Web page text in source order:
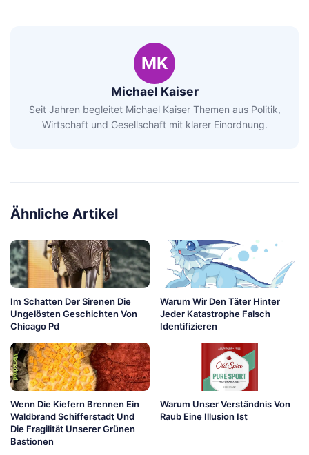
MK
Michael Kaiser
Seit Jahren begleitet Michael Kaiser Themen aus Politik,
Wirtschaft und Gesellschaft mit klarer Einordnung.
Ähnliche Artikel
Im Schatten Der Sirenen Die
Ungelösten Geschichten Von
Chicago Pd
Warum Wir Den Täter Hinter
Jeder Katastrophe Falsch
Identifizieren
Wenn Die Kiefern Brennen Ein
Waldbrand Schifferstadt Und
Die Fragilität Unserer Grünen
Bastionen
Warum Unser Verständnis Von
Raub Eine Illusion Ist